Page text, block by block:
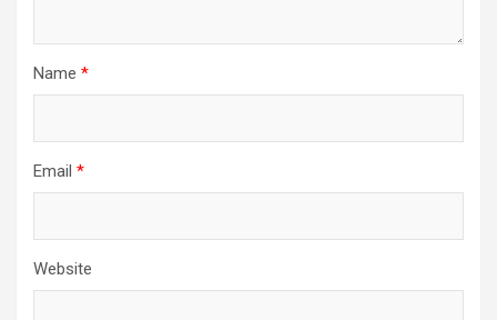
Name *
Email *
Website